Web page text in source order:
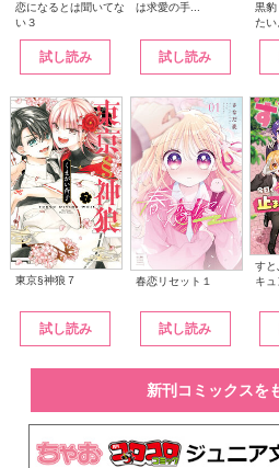
恋になるとは聞いてな
い３
試し読み
は求愛の手...
試し読み
黒豹
たい
東京§神狼７
試し読み
春恋リセット１
試し読み
すと
キュ
新刊コミックスを